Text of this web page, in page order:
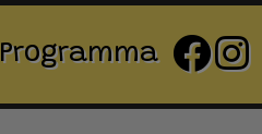
Programma